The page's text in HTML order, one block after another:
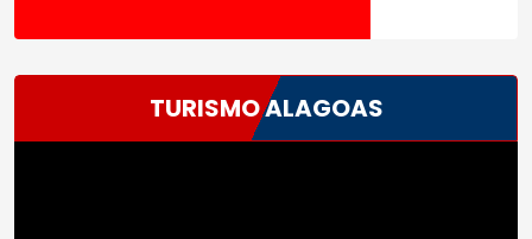
TURISMO ALAGOAS